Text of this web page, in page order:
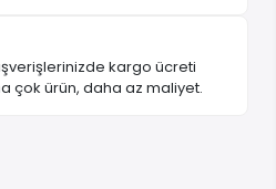
kargo ücreti
çok ürün, daha az maliyet.